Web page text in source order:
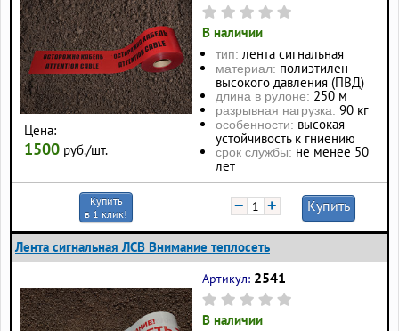
Цена:
1500 руб./шт.
В наличии
тип: лента сигнальная
материал: полиэтилен
высокого давления (ПВД)
длина в рулоне: 250 м
разрывная нагрузка: 90 кг
особенности: высокая
устойчивость к гниению
срок службы: не менее 50
лет
Купить
в 1 клик!
− + Купить
Лента сигнальная ЛСВ Внимание теплосеть
Артикул: 2541
В наличии